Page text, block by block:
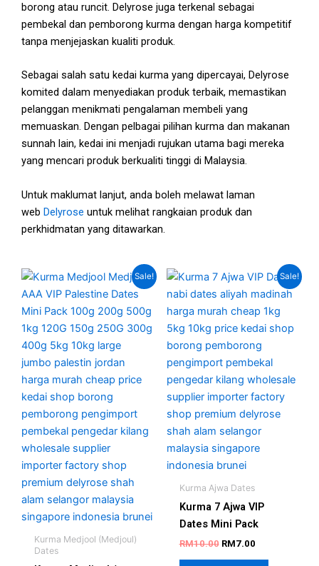
borong atau runcit. Delyrose juga terkenal sebagai
pembekal dan pemborong kurma dengan harga kompetitif
tanpa menjejaskan kualiti produk.
Sebagai salah satu kedai kurma yang dipercayai, Delyrose
komited dalam menyediakan produk terbaik, memastikan
pelanggan menikmati pengalaman membeli yang
memuaskan. Dengan pelbagai pilihan kurma dan makanan
sunnah lain, kedai ini menjadi rujukan utama bagi mereka
yang mencari produk berkualiti tinggi di Malaysia.
Untuk maklumat lanjut, anda boleh melawat laman
web Delyrose untuk melihat rangkaian produk dan
perkhidmatan yang ditawarkan.
Sale!
Kurma Medjool (Medjoul)
Dates
Price
range:
RM12.00
through
RM80.00
This
product
has
multiple
variants.
options
be
chosen
Sale!
Kurma Ajwa Dates
Kurma 7 Ajwa VIP
Dates Mini Pack
RM10.00
Original
price
was:
RM10.00.
RM7.00
Current
price
is:
RM7.00.